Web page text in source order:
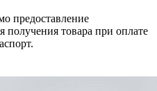
предоставление
получения товара при оплате